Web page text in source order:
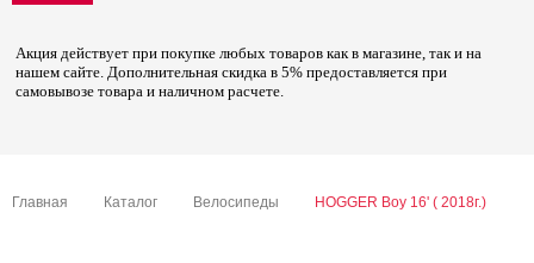
Акция действует при покупке любых товаров как в магазине, так и на
нашем сайте. Дополнительная скидка в 5% предоставляется при
самовывозе товара и наличном расчете.
Главная Каталог Велосипеды HOGGER Boy 16' ( 2018г.)